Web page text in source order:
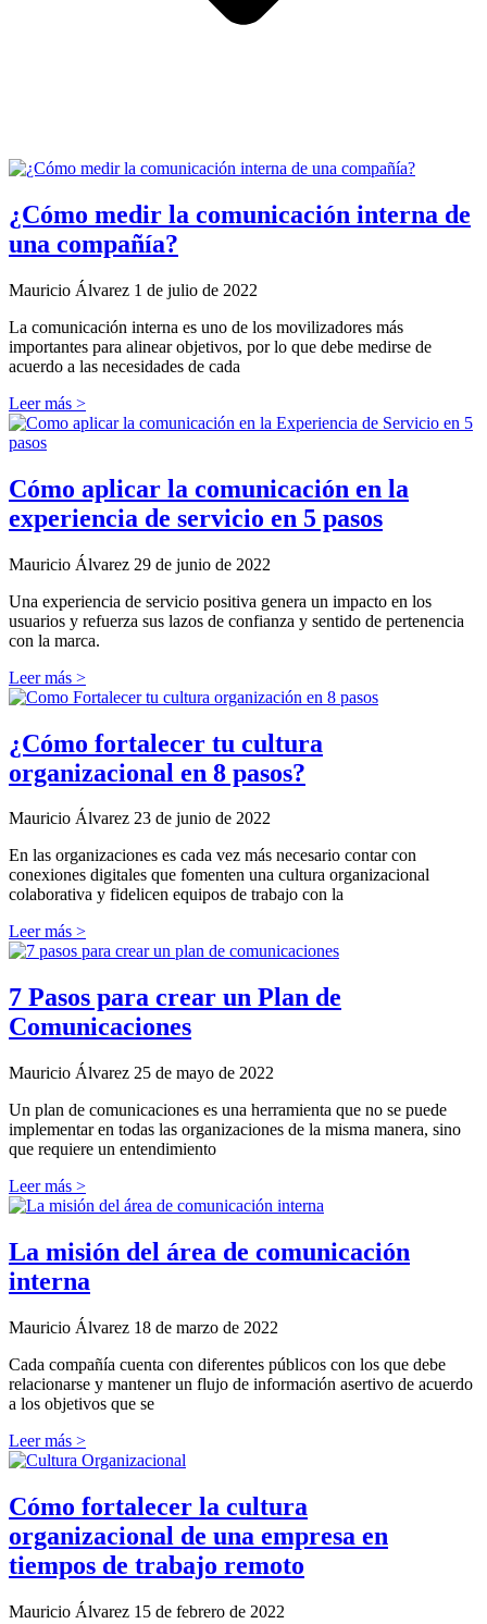
¿Cómo medir la comunicación interna de
una compañía?
Mauricio Álvarez 1 de julio de 2022
La comunicación interna es uno de los movilizadores más
importantes para alinear objetivos, por lo que debe medirse de
acuerdo a las necesidades de cada
Leer más >
Cómo aplicar la comunicación en la
experiencia de servicio en 5 pasos
Mauricio Álvarez 29 de junio de 2022
Una experiencia de servicio positiva genera un impacto en los
usuarios y refuerza sus lazos de confianza y sentido de pertenencia
con la marca.
Leer más >
¿Cómo fortalecer tu cultura
organizacional en 8 pasos?
Mauricio Álvarez 23 de junio de 2022
En las organizaciones es cada vez más necesario contar con
conexiones digitales que fomenten una cultura organizacional
colaborativa y fidelicen equipos de trabajo con la
Leer más >
7 Pasos para crear un Plan de
Comunicaciones
Mauricio Álvarez 25 de mayo de 2022
Un plan de comunicaciones es una herramienta que no se puede
implementar en todas las organizaciones de la misma manera, sino
que requiere un entendimiento
Leer más >
La misión del área de comunicación
interna
Mauricio Álvarez 18 de marzo de 2022
Cada compañía cuenta con diferentes públicos con los que debe
relacionarse y mantener un flujo de información asertivo de acuerdo
a los objetivos que se
Leer más >
Cómo fortalecer la cultura
organizacional de una empresa en
tiempos de trabajo remoto
Mauricio Álvarez 15 de febrero de 2022